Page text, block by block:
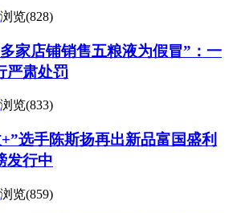
浏览(828)
家店铺销售五粮液为假冒”：一
严肃处罚
浏览(833)
选手陈斯扬再出新品富国盛利
发行中
浏览(859)